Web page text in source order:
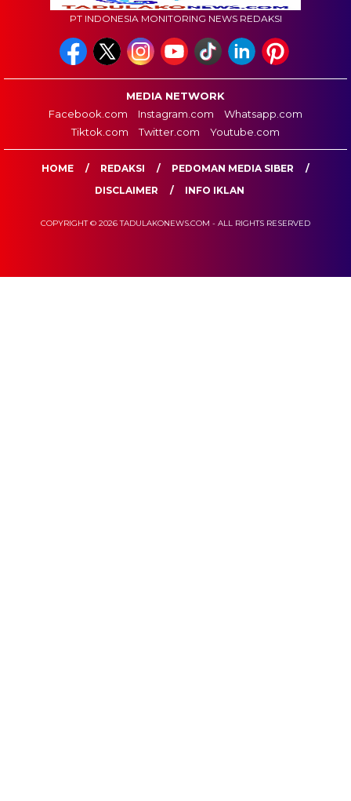
PT INDONESIA MONITORING NEWS REDAKSI
MEDIA NETWORK
Facebook.com
Instagram.com
Whatsapp.com
Tiktok.com
Twitter.com Youtube.com
HOME REDAKSI
PEDOMAN MEDIA SIBER
DISCLAIMER
INFO IKLAN
COPYRIGHT © 2026 TADULAKONEWS.COM - ALL RIGHTS RESERVED